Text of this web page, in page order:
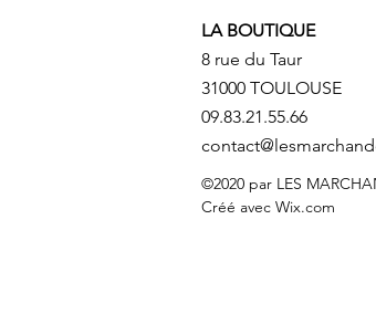
LA BOUTIQUE
8 rue du Taur
31000 TOULOUSE
09.83.21.55.66
©2020 par LES
Créé avec Wix.com